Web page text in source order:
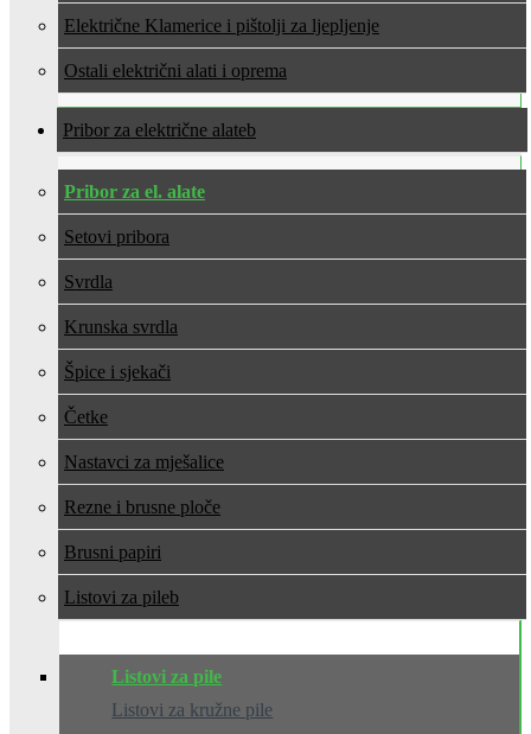
Električne Klamerice i pištolji za ljepljenje
Ostali električni alati i oprema
Pribor za električne alate
Pribor za el. alate
Setovi pribora
Svrdla
Krunska svrdla
Špice i sjekači
Četke
Nastavci za mješalice
Rezne i brusne ploče
Brusni papiri
Listovi za pile
Listovi za pile
Listovi za kružne pile